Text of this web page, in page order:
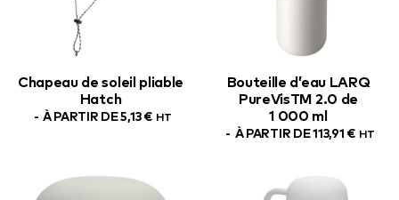
Chapeau de soleil pliable
Hatch
À PARTIR DE5,13€ HT
Bouteille d’eau LARQ
PureVisTM 2.0 de
1 000 ml
À PARTIR DE113,91 € HT